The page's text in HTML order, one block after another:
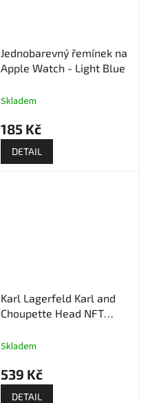
Jednobarevný řemínek na
Apple Watch - Light Blue
Skladem
185 Kč
DETAIL
Karl Lagerfeld Karl and
Choupette Head NFT
- Černý
Skladem
539 Kč
DETAIL